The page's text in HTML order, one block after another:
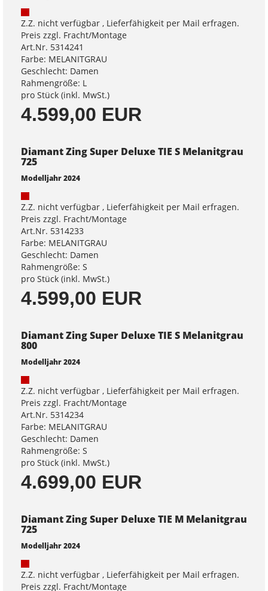
Z.Z. nicht verfügbar , Lieferfähigkeit per Mail erfragen.
Preis zzgl. Fracht/Montage
Art.Nr. 5314241
Farbe: MELANITGRAU
Geschlecht: Damen
Rahmengröße: L
pro Stück (inkl. MwSt.)
4.599,00 EUR
Diamant Zing Super Deluxe TIE S Melanitgrau
725
Modelljahr 2024
Z.Z. nicht verfügbar , Lieferfähigkeit per Mail erfragen.
Preis zzgl. Fracht/Montage
Art.Nr. 5314233
Farbe: MELANITGRAU
Geschlecht: Damen
Rahmengröße: S
pro Stück (inkl. MwSt.)
4.599,00 EUR
Diamant Zing Super Deluxe TIE S Melanitgrau
800
Modelljahr 2024
Z.Z. nicht verfügbar , Lieferfähigkeit per Mail erfragen.
Preis zzgl. Fracht/Montage
Art.Nr. 5314234
Farbe: MELANITGRAU
Geschlecht: Damen
Rahmengröße: S
pro Stück (inkl. MwSt.)
4.699,00 EUR
Diamant Zing Super Deluxe TIE M Melanitgrau
725
Modelljahr 2024
Z.Z. nicht verfügbar , Lieferfähigkeit per Mail erfragen.
Preis zzgl. Fracht/Montage